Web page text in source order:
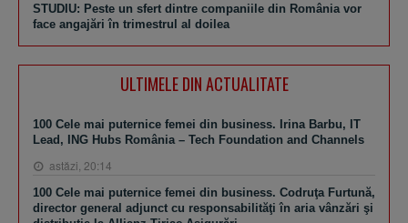
STUDIU: Peste un sfert dintre companiile din România vor
face angajări în trimestrul al doilea
ULTIMELE DIN ACTUALITATE
100 Cele mai puternice femei din business. Irina Barbu, IT
Lead, ING Hubs România – Tech Foundation and Channels
astăzi, 20:14
100 Cele mai puternice femei din business. Codruţa Furtună,
director general adjunct cu responsabilităţi în aria vânzări şi